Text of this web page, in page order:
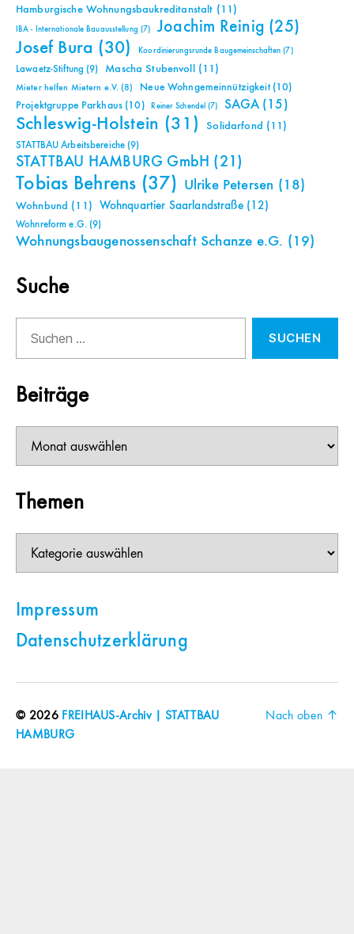
Hamburgische Wohnungsbaukreditanstalt (11)
IBA - Internationale Bauausstellung (7) Joachim Reinig (25)
Josef Bura (30) Koordinierungsrunde Baugemeinschaften (7)
Lawaetz-Stiftung (9) Mascha Stubenvoll (11)
Mieter helfen Mietern e.V. (8) Neue Wohngemeinnützigkeit(10)
Projektgruppe Parkhaus (10) Reiner Schendel (7) SAGA(15)
Schleswig-Holstein (31) Solidarfond (11)
STATTBAU Arbeitsbereiche (9)
STATTBAU HAMBURG GmbH (21)
Tobias Behrens (37) Ulrike Petersen (18)
Wohnbund (11) Wohnquartier Saarlandstraße(12)
Wohnreform e.G.(9)
Wohnungsbaugenossenschaft Schanze e.G. (19)
Suche
nach:
Beiträge
Themen
Impressum
Datenschutzerklärung
© 2026 FREIHAUS-Archiv | STATTBAU
HAMBURG
Nach oben ↑